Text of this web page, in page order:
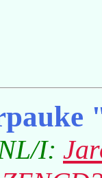
I: